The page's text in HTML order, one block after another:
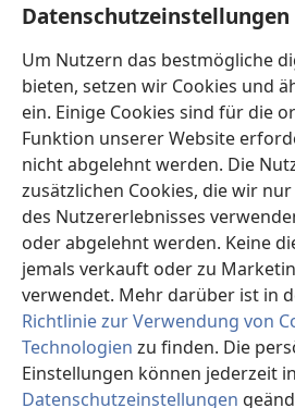
Datenschutzeinstellungen
Um Nutzern das bestmögliche
bieten, setzen wir Cookies und
ein. Einige Cookies sind für die
Funktion unserer Website
nicht abgelehnt werden. Die
zusätzlichen Cookies, die wir
des Nutzererlebnisses
oder abgelehnt werden. Keine
jemals verkauft oder zu
verwendet. Mehr darüber ist in
Richtlinie zur Verwendung von
Technologien zu finden. Die
Einstellungen können jederzeit
Datenschutzeinstellungen
Videos
Videos mit Audiodeskriptionen
Suche
Spenden
(öffnet
neues
Fenster)Wachtturm ONLINE-BIBLIOTHEK
(öffnet
neues
Fenster)JW Hub®
(öffnet
neues
Fenster)
Copyright© 2026 Watch Tower Bible and
NUTZUNGSBEDINGUNGEN|